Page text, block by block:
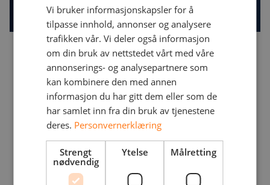
Viktige fordeler med
konversasjonsintelligens:
Tydelige anbefalinger: Motta spesifikk
veiledning for å optimalisere
samtalehåndtering og generell
Umiddelbar tilbakemelding og
Vi bruker informasjonskapsler for å
tilpasse innhold, annonser og analysere
trafikken vår. Vi deler også informasjon
om din bruk av nettstedet vårt med våre
annonserings- og analysepartnere som
kan kombinere den med annen
informasjon du har gitt dem eller som de
har samlet inn fra din bruk av tjenestene
deres. Personvernerklæring
Strengt
nødvendig
Ytelse Målretting